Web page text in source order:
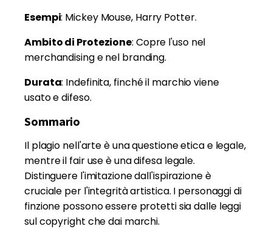
Esempi: Mickey Mouse, Harry Potter.
Ambito di Protezione: Copre l'uso nel
merchandising e nel branding.
Durata: Indefinita, finché il marchio viene
usato e difeso.
Sommario
Il plagio nell'arte è una questione etica e legale,
mentre il fair use è una difesa legale.
Distinguere l'imitazione dall'ispirazione è
cruciale per l'integrità artistica. I personaggi di
finzione possono essere protetti sia dalle leggi
sul copyright che dai marchi.